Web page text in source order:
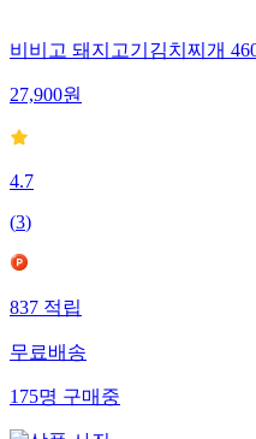
비비고 돼지고기김치찌개
27,900원
4.7
(3)
837적립
무료배송
175명구매중